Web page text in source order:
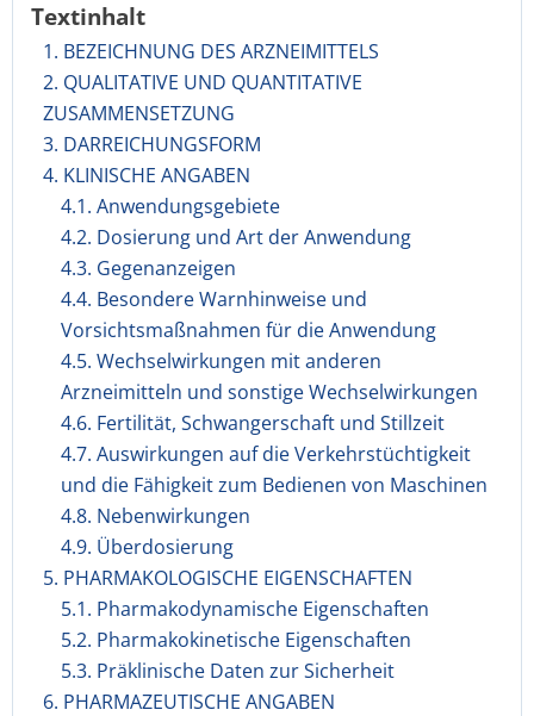
Textinhalt
1. BEZEICHNUNG DES ARZNEIMITTELS
2. QUALITATIVE UND QUANTITATIVE
ZUSAMMENSETZUNG
3. DARREICHUNGSFORM
4. KLINISCHE ANGABEN
4.1. Anwendungsgebiete
4.2. Dosierung und Art der Anwendung
4.3. Gegenanzeigen
4.4. Besondere Warnhinweise und
Vorsichtsmaßnahmen für die Anwendung
4.5. Wechselwirkungen mit anderen
Arzneimitteln und sonstige Wechselwirkungen
4.6. Fertilität, Schwangerschaft und Stillzeit
4.7. Auswirkungen auf die Verkehrstüchtigkeit
und die Fähigkeit zum Bedienen von Maschinen
4.8. Nebenwirkungen
4.9. Überdosierung
5. PHARMAKOLOGISCHE EIGENSCHAFTEN
5.1. Pharmakodynamische Eigenschaften
5.2. Pharmakokinetische Eigenschaften
5.3. Präklinische Daten zur Sicherheit
6. PHARMAZEUTISCHE ANGABEN